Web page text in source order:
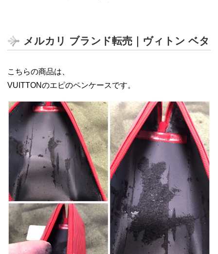
メルカリ ブランド転売｜ヴィトン ベタ
こちらの商品は、
VUITTONのエピのペンケースです。